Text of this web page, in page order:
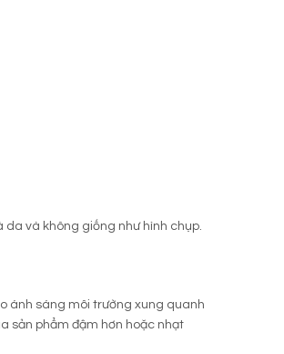
da và không giống như hình chụp.
ánh sáng môi trường xung quanh
sản phẩm đậm hơn hoặc nhạt